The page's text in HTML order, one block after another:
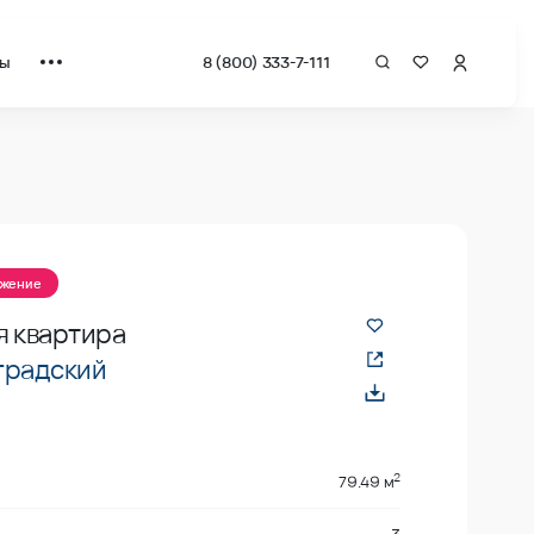
8 (800) 333-7-111
квартира
79.49 м2